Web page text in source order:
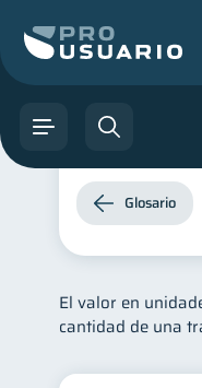
El valor en
cantidad de una
Glosario